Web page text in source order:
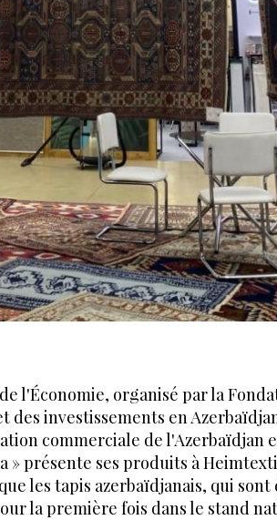
l'Économie, organisé par la
investissements en
commerciale de l'Azerbaïdjan
» présente ses produits à
les tapis azerbaïdjanais, qui
la première fois dans le stand